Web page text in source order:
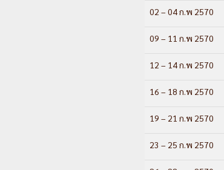
02 – 04 ก.พ 2570
09 – 11 ก.พ 2570
12 – 14 ก.พ 2570
16 – 18 ก.พ 2570
19 – 21 ก.พ 2570
23 – 25 ก.พ 2570